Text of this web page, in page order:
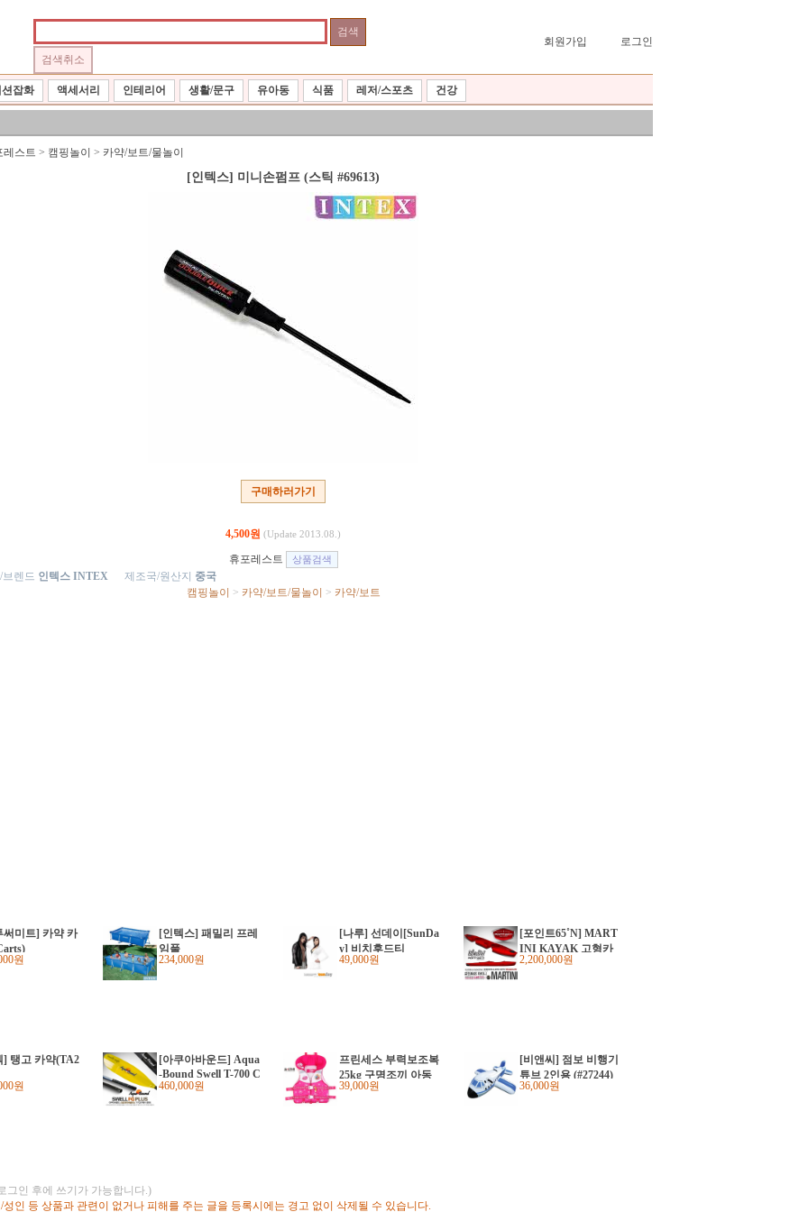
회원가입 로그인
잡화 액세서리 인테리어 생활/문구 유아동 식품 레저/스포츠 건강
레스트 > 캠핑놀이 > 카약/보트/물놀이
[인텍스] 미니손펌프 (스틱 #69613)
구매하러가기
4,500원 (Update 2013.08.)
휴포레스트
렌드 인텍스 INTEX 제조국/원산지 중국
캠핑놀이
> 카약/보트/물놀이 > 카약/보트
써미트] 카약 카
원
[인텍스] 패밀리 프레
임풀
234,000원
[나루] 선데이[SunDa
y] 비치후드티
49,000원
[포인트65˚N] MART
INI KAYAK 고형카
약 / 포인트65 마티니
2,200,000원
] 탱고 카약(TA2
원
[아쿠아바운드] Aqua
-Bound Swell T-700 C
arbon Plus Shaft(225-
460,000원
프린세스 부력보조복
25kg 구명조끼 아동
용
39,000원
[비앤씨] 점보 비행기
튜브 2인용 (#27244)
36,000원
그인 후에 쓰기가 가능합니다.)
인 등 상품과 관련이 없거나 피해를 주는 글을 등록시에는 경고 없이 삭제될 수 있습니다.